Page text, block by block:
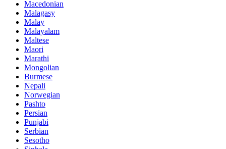
Macedonian
Malagasy
Malay
Malayalam
Maltese
Maori
Marathi
Mongolian
Burmese
Nepali
Norwegian
Pashto
Persian
Punjabi
Serbian
Sesotho